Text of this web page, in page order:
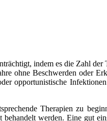
indem es die Zahl
ohne Beschwerden oder
opportunistische
Therapien zu
werden. Eine gut